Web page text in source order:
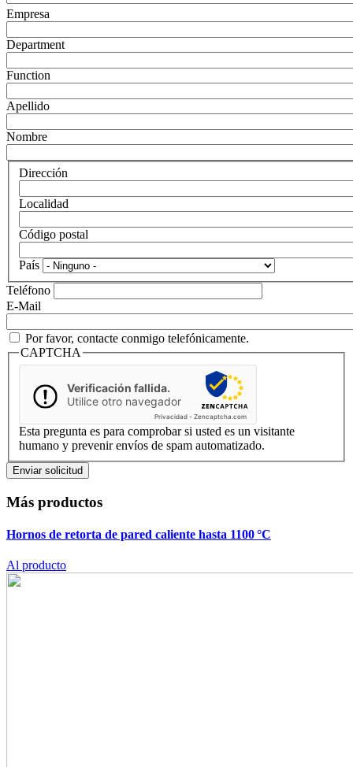
Empresa
Department
Function
Apellido
Nombre
Dirección
Localidad
Código postal
País
Teléfono
E-Mail
Por favor, contacte conmigo telefónicamente.
CAPTCHA
Verificación fallida.
Utilice otro navegador
Privacidad - Zencaptcha.com
Esta pregunta es para comprobar si usted es un visitante
humano y prevenir envíos de spam automatizado.
Más productos
Hornos de retorta de pared caliente hasta 1100 °C
Al producto